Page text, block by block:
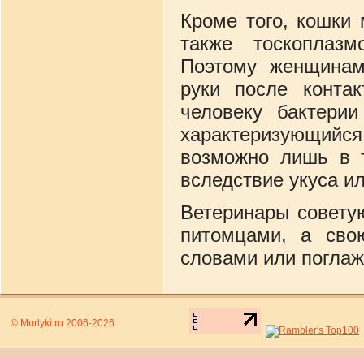
Кроме того, кошки
также
Поэтому
руки после
человеку
возможно лишь в
вследствие укуса
Ветеринары
питомцами, а
словами или
© Murlyki.ru 2006-2026